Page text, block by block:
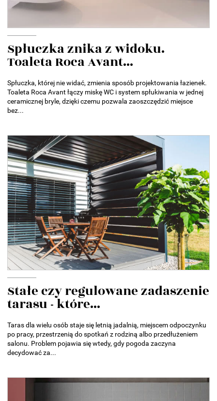
Spłuczka znika z widoku.
Toaleta Roca Avant...
Spłuczka, której nie widać, zmienia sposób projektowania łazienek.
Toaleta Roca Avant łączy miskę WC i system spłukiwania w jednej
ceramicznej bryle, dzięki czemu pozwala zaoszczędzić miejsce
bez...
Stałe czy regulowane zadaszenie
tarasu - które...
Taras dla wielu osób staje się letnią jadalnią, miejscem odpoczynku
po pracy, przestrzenią do spotkań z rodziną albo przedłużeniem
salonu. Problem pojawia się wtedy, gdy pogoda zaczyna
decydować za...